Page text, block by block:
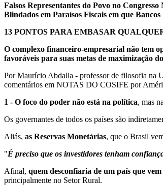
Falsos Representantes do Povo no
Blindados em Paraísos Fiscais em que
13 PONTOS PARA EMBASAR
O complexo financeiro-empresarial não tem
favoráveis para suas metas de maximização
Por Maurício Abdalla - professor de filosofia na
comentários em NOTAS DO COSIFE por
1 - O foco do poder não está na política, mas
Os governantes de todos os países são
Aliás, as Reservas Monetárias, que o Brasil
"É preciso que os investidores tenham
Afinal, quem desconfiaria de um país que
principalmente no Setor Rural.